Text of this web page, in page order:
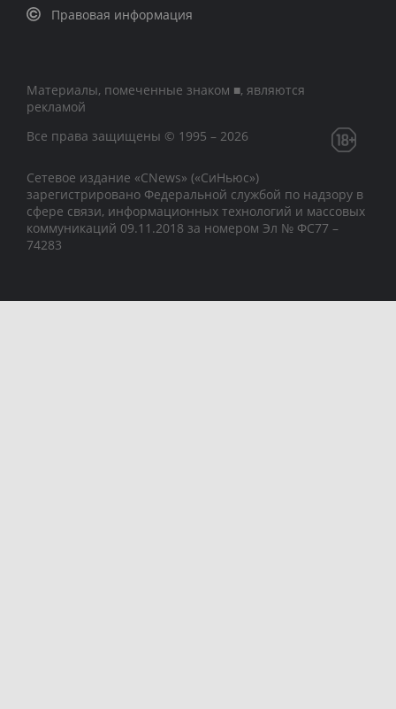
Правовая информация
Материалы, помеченные знаком ■, являются
рекламой
Все права защищены © 1995 – 2026
Сетевое издание «CNews» («СиНьюс»)
зарегистрировано Федеральной службой по надзору в
сфере связи, информационных технологий и массовых
коммуникаций 09.11.2018 за номером Эл № ФС77 –
74283